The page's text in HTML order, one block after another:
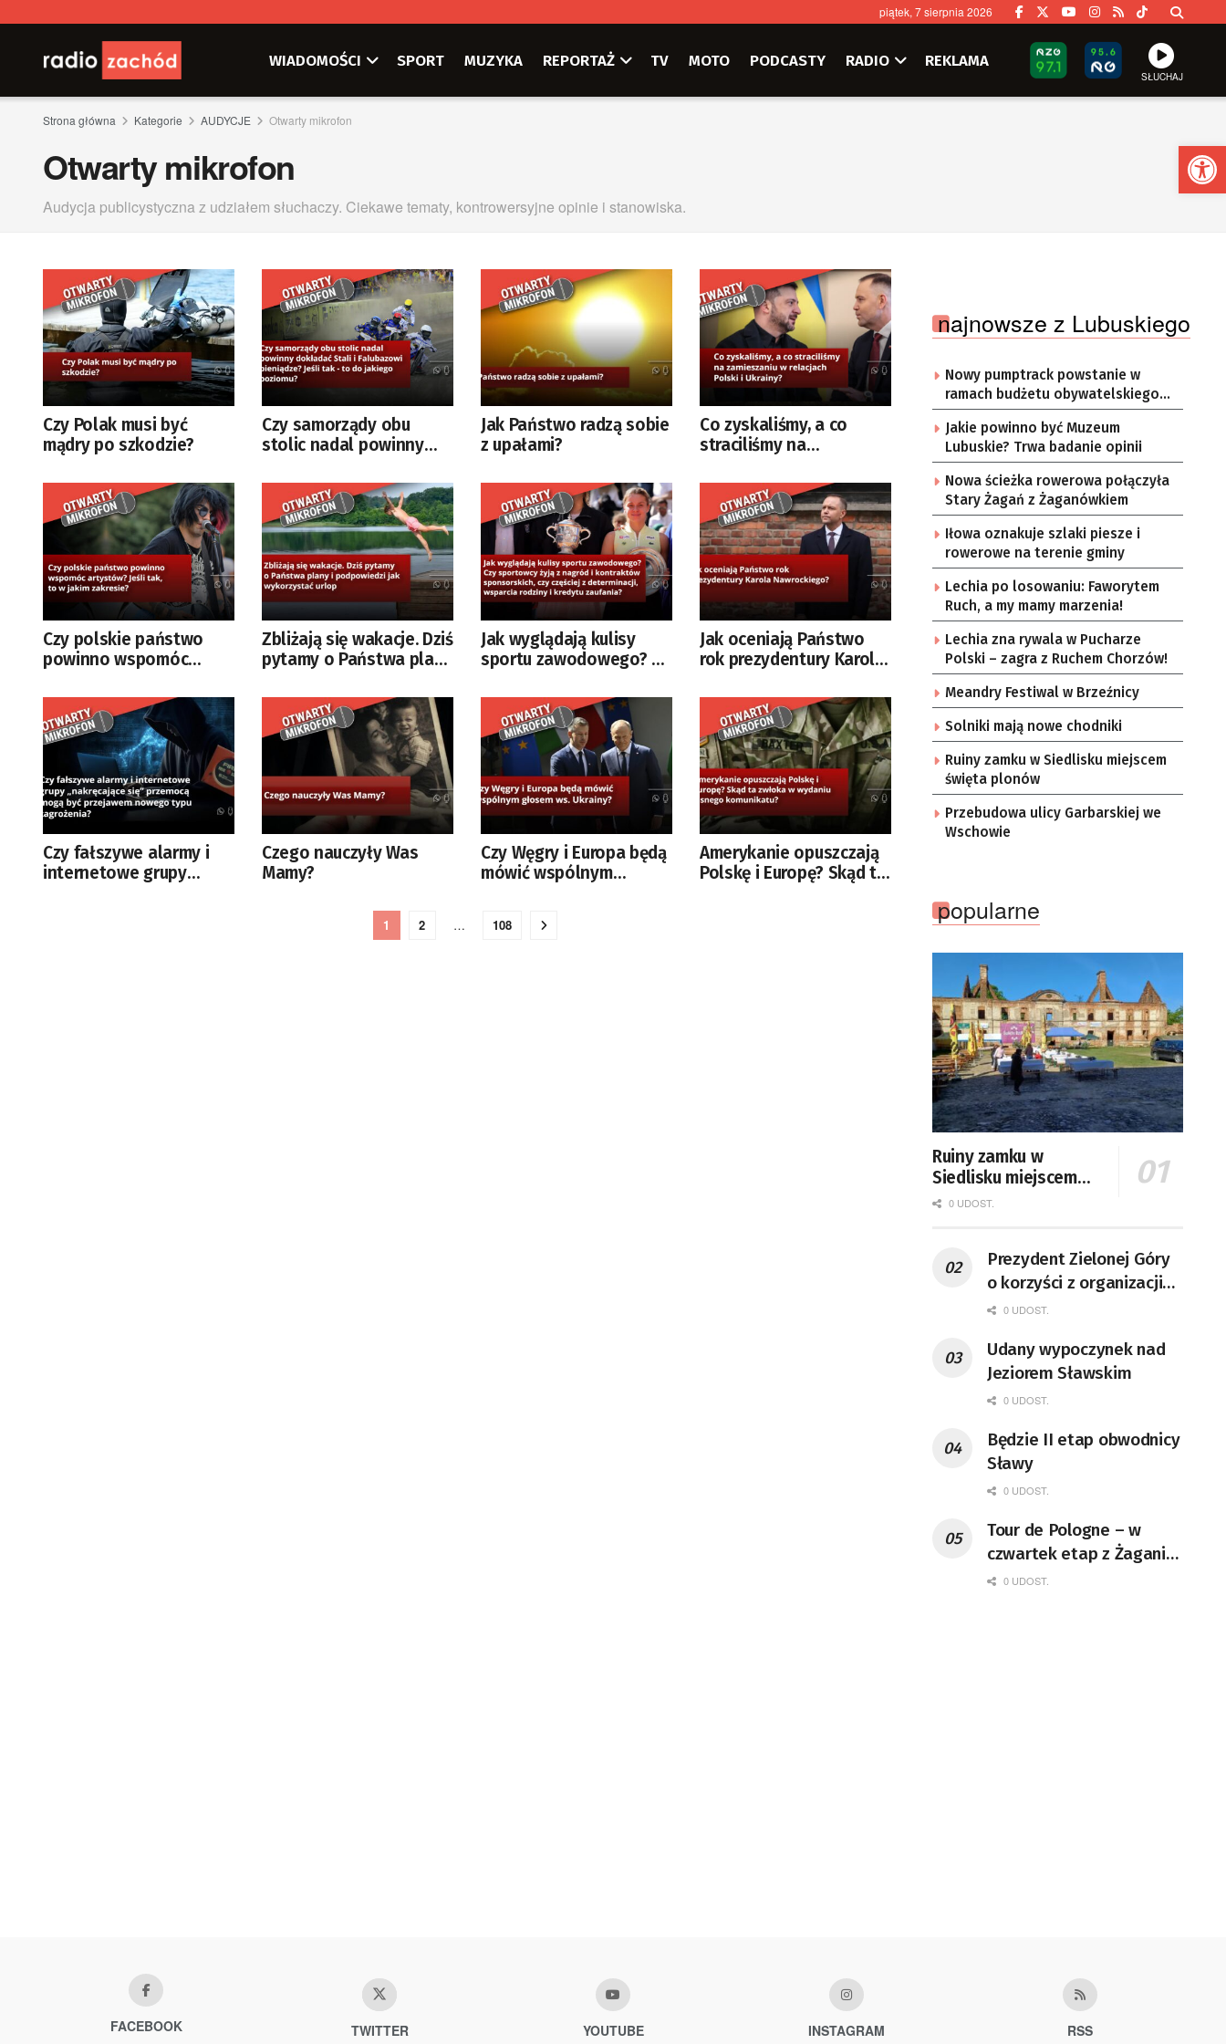
piątek, 7 sierpnia 2026
WIADOMOŚCI SPORT MUZYKA REPORTAŻ TV MOTO PODCASTY RADIO REKLAMA
SŁUCHAJ
Strona główna Kategorie AUDYCJE Otwarty mikrofon
Otwarty mikrofon
Audycja publicystyczna z udziałem słuchaczy. Ciekawe tematy, kontrowersyjne opinie i stanowiska.
Czy Polak musi być
mądry po szkodzie?
Czy samorządy obu
stolic nadal powinny
Falubazowi pieniądze?
Jeśli tak – to do jakiego
poziomu?
Jak Państwo radzą sobie
z upałami?
Co zyskaliśmy, a co
straciliśmy na
Polski i Ukrainy?
Czy polskie państwo
powinno wspomóc
jakim zakresie?
Zbliżają się wakacje. Dziś
pytamy o Państwa plany
wykorzystać urlop?
Jak wyglądają kulisy
sportu zawodowego?
nagród i kontraktów
sponsorskich, czy
częściej z determinacji,
wsparcia rodziny i
kredytu zaufania?
Jak oceniają Państwo
rok prezydentury Karola
Czy fałszywe alarmy i
internetowe grupy
Czego nauczyły Was
Mamy?
Czy Węgry i Europa będą
mówić wspólnym
Amerykanie opuszczają
Polskę i Europę? Skąd ta
1 2 … 108
najnowsze z Lubuskiego
Nowy pumptrack powstanie w
ramach budżetu obywatelskiego
Żar
Jakie powinno być Muzeum
Lubuskie? Trwa badanie opinii
Nowa ścieżka rowerowa połączyła
Stary Żagań z Żaganówkiem
Iłowa oznakuje szlaki piesze i
rowerowe na terenie gminy
Lechia po losowaniu: Faworytem
Ruch, a my mamy marzenia!
Lechia zna rywala w Pucharze
Polski – zagra z Ruchem Chorzów!
Meandry Festiwal w Brzeźnicy
Solniki mają nowe chodniki
Ruiny zamku w Siedlisku miejscem
święta plonów
Przebudowa ulicy Garbarskiej we
Wschowie
popularne
Ruiny zamku w
Siedlisku miejscem
święta plonów
0 UDOST.
Prezydent Zielonej Góry
o korzyści z organizacji
mety Tour de Pologne
0 UDOST.
Udany wypoczynek nad
Jeziorem Sławskim
0 UDOST.
Będzie II etap obwodnicy
Sławy
0 UDOST.
Tour de Pologne – w
czwartek etap z Żagania
do Karpacza
0 UDOST.
FACEBOOK TWITTER YOUTUBE INSTAGRAM RSS